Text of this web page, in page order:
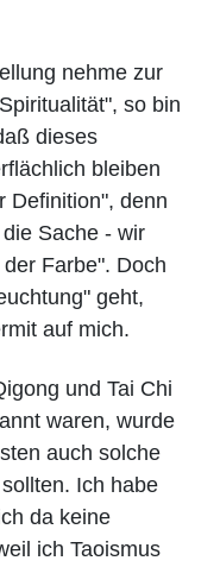
nehme zur
so bin
dieses
bleiben
Definition", denn
Sache - wir
Farbe". Doch
geht,
auf mich.
und Tai Chi
waren, wurde
auch solche
Ich habe
da keine
ich Taoismus